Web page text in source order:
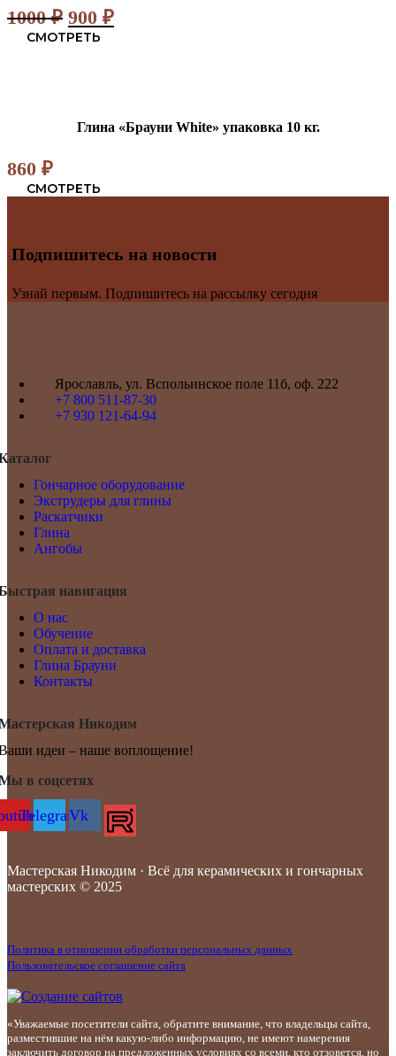
1000₽ Первоначальная
цена
900 ₽Текущая
СМОТРЕТЬ
Глина «Брауни White» упаковка 10 кг.
860 ₽
СМОТРЕТЬ
Подпишитесь на новости
Узнай первым. Подпишитесь на рассылку сегодня
Ярославль, ул. Вспольинское поле 11б, оф. 222
+7 800 511-87-30
+7 930 121-64-94
Гончарное оборудование
Экструдеры для глины
Раскатчики
Глина
Ангобы
навигация
О нас
Обучение
Оплата и доставка
Глина Брауни
Контакты
Никодим
идеи – наше воплощение!
в соцсетях
TelegramVk
Мастерская Никодим · Всё для керамических и гончарных
мастерских © 2025
Политика в отношении обработки персональных данных
Пользовательское соглашение сайта
«Уважаемые посетители сайта, обратите внимание, что владельцы сайта,
разместившие на нём какую-либо информацию, не имеют намерения
заключить договор на предложенных условиях со всеми, кто отзовется, но